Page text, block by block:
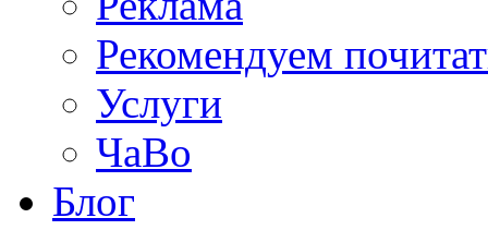
Рекомендуем
Услуги
ЧаВо
Блог